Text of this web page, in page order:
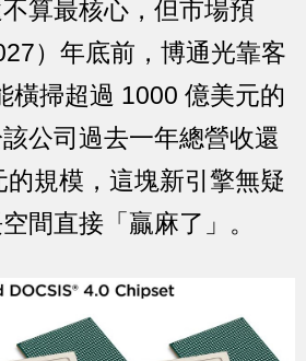
算最核心，但市場預
）年底前，博通光靠客
橫掃超過 1000 億美元的
公司過去一年總營收還
規模，這塊新引擎無疑
間直接「贏麻了」。